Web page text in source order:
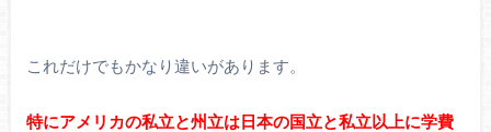
これだけでもかなり違いがあります。
特にアメリカの私立と州立は日本の国立と私立以上に学費